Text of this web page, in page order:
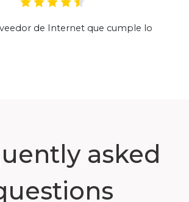
de Internet que cumple lo
asked